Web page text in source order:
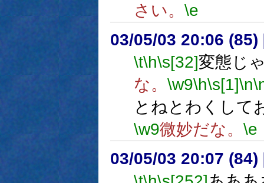
さい。 \e
03/05/03 20:06 (85)
\t\h\s[32]変態じ
な。 \w9\h\s[1]\n
とねとわくして
\w9微妙だな。 \e
03/05/03 20:07 (84)